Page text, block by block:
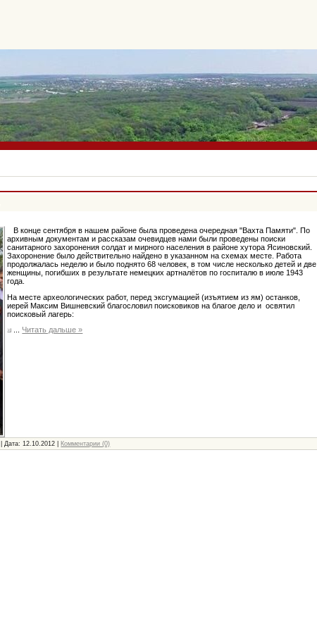
В конце сентября в нашем районе была проведена очередная "Вахта Памяти". По
архивным документам и рассказам очевидцев нами были проведены поиски
санитарного захоронения солдат и мирного населения в районе хутора Ясиновский.
Захоронение было действительно найдено в указанном на схемах месте. Работа
продолжалась неделю и было поднято 68 человек, в том числе несколько детей и две
женщины, погибших в результате немецких артналётов по госпиталю в июле 1943
года.
На месте археологических работ, перед эксгумацией (изъятием из ям) останков,
иерей Максим Вишневский благословил поисковиков на благое дело и освятил
поисковый лагерь:
Читать дальше »
| Дата:12.10.2012 Комментарии (0)